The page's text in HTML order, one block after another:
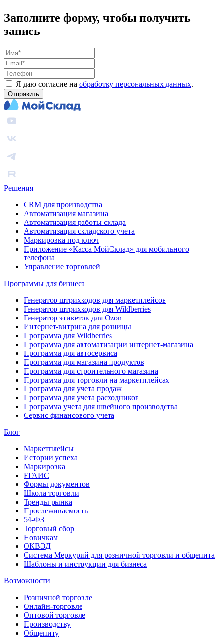
Заполните форму, чтобы получить
запись
Я даю согласие на обработку персональных данных.
Отправить
Решения
CRM для производства
Автоматизация магазина
Автоматизация работы склада
Автоматизация складского учета
Маркировка под ключ
Приложение «Касса МойСклад» для мобильного
телефона
Управление торговлей
Программы для бизнеса
Генератор штрихкодов для маркетплейсов
Генератор штрихкодов для Wildberries
Генератор этикеток для Ozon
Интернет-витрина для розницы
Программа для Wildberries
Программа для автоматизации интернет-магазина
Программа для автосервиса
Программа для магазина продуктов
Программа для строительного магазина
Программа для торговли на маркетплейсах
Программа для учета продаж
Программа для учета расходников
Программа учета для швейного производства
Сервис финансового учета
Блог
Маркетплейсы
Истории успеха
Маркировка
ЕГАИС
Формы документов
Школа торговли
Тренды рынка
Прослеживаемость
54-ФЗ
Торговый сбор
Новичкам
ОКВЭД
Система Меркурий для розничной торговли и общепита
Шаблоны и инструкции для бизнеса
Возможности
Розничной торговле
Онлайн-торговле
Оптовой торговле
Производству
Общепиту